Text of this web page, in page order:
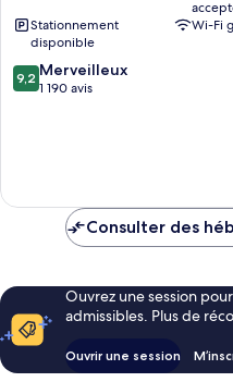
Stationnement
disponible
Wi-Fi
9.2
sur
9,2 Merveilleux
1 190 avis
Consulter des
Ouvrez une session
admissibles. Plus de
Ouvrir une session